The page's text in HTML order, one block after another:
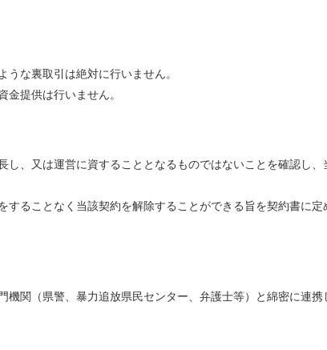
な裏取引は絶対に行いません。
金提供は行いません。
し、又は運営に資することとなるものではないことを確認し
することなく当該契約を解除することができる旨を契約書に
機関（県警、暴力追放県民センター、弁護士等）と綿密に連